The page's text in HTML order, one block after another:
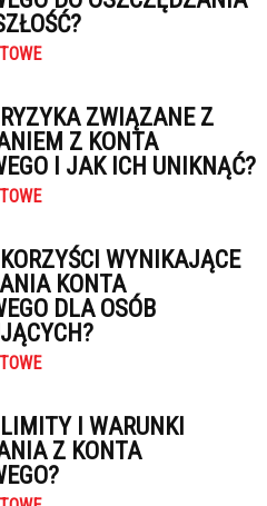
ZWIĄZANE Z
Z KONTA
I JAK ICH UNIKNĄĆ?
WYNIKAJĄCE
KONTA
DLA OSÓB
I WARUNKI
Z KONTA